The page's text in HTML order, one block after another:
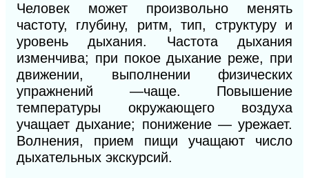
Человек может произвольно менять
частоту, глубину, ритм, тип, структуру и
уровень дыхания. Частота дыхания
изменчива; при покое дыхание реже, при
движении, выполнении физических
упражнений —чаще. Повышение
температуры окружающего воздуха
учащает дыхание; понижение — урежает.
Волнения, прием пищи учащают число
дыхательных экскурсий.